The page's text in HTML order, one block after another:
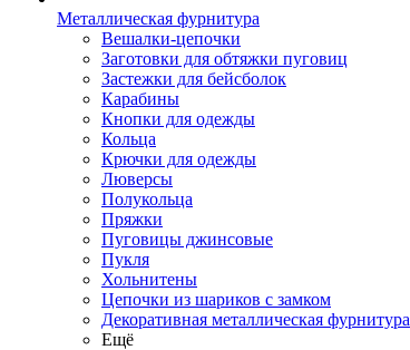
Металлическая фурнитура
Вешалки-цепочки
Заготовки для обтяжки пуговиц
Застежки для бейсболок
Карабины
Кнопки для одежды
Кольца
Крючки для одежды
Люверсы
Полукольца
Пряжки
Пуговицы джинсовые
Пукля
Хольнитены
Цепочки из шариков с замком
Декоративная металлическая фурнитура
Ещё